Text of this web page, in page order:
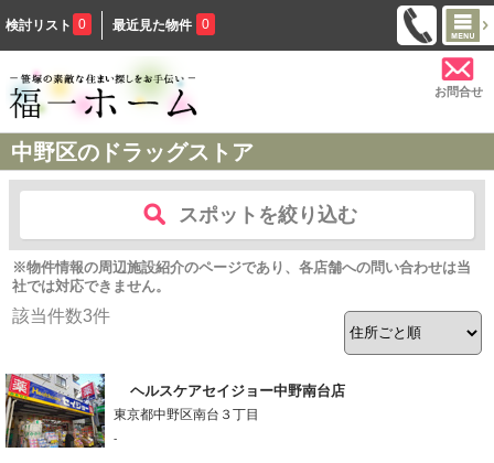
検討リスト 0 最近見た物件 0
お問合せ
中野区のドラッグストア
スポットを絞り込む
※物件情報の周辺施設紹介のページであり、各店舗への問い合わせは当
社では対応できません。
該当件数3件
ヘルスケアセイジョー中野南台店
東京都中野区南台３丁目
-